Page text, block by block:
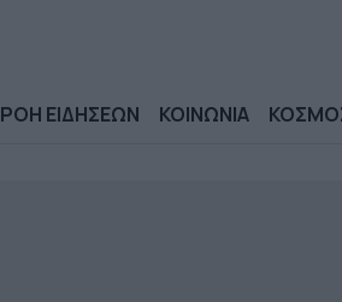
ΡΟΗ ΕΙΔΗΣΕΩΝ ΚΟΙΝΩΝΙΑ